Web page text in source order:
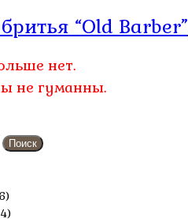
“Old Barber”
нет.
не гуманны.
Поиск